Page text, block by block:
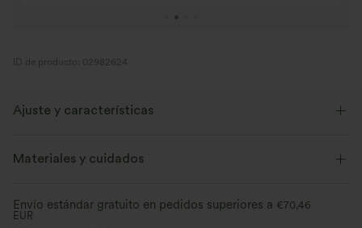
ID de producto: 02982624
Ajuste y características
Con bolsillos Cierre con cremallera
Materiales y cuidados
Envío estándar gratuito en pedidos superiores a €70,46
EUR